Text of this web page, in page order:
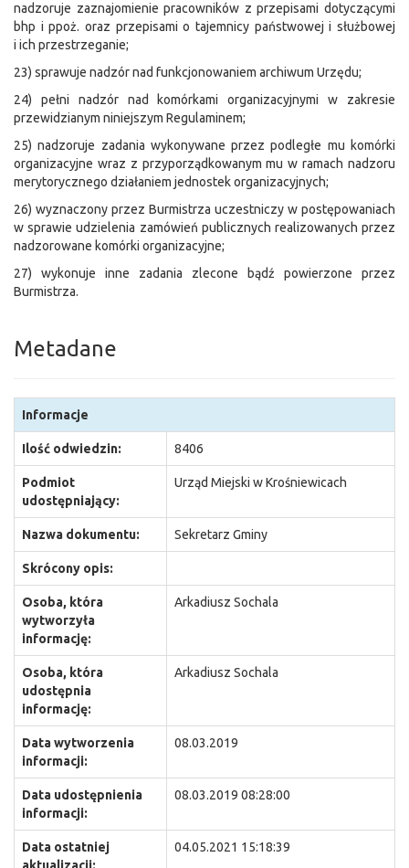
nadzoruje zaznajomienie pracowników z przepisami dotyczącymi
bhp i ppoż. oraz przepisami o tajemnicy państwowej i służbowej
i ich przestrzeganie;
23) sprawuje nadzór nad funkcjonowaniem archiwum Urzędu;
24) pełni nadzór nad komórkami organizacyjnymi w zakresie
przewidzianym niniejszym Regulaminem;
25) nadzoruje zadania wykonywane przez podległe mu komórki
organizacyjne wraz z przyporządkowanym mu w ramach nadzoru
merytorycznego działaniem jednostek organizacyjnych;
26) wyznaczony przez Burmistrza uczestniczy w postępowaniach
w sprawie udzielenia zamówień publicznych realizowanych przez
nadzorowane komórki organizacyjne;
27) wykonuje inne zadania zlecone bądź powierzone przez
Burmistrza.
Metadane
Informacje
Ilość odwiedzin: 8406
Podmiot
udostępniający:
Urząd Miejski w Krośniewicach
Nazwa dokumentu: Sekretarz Gminy
Skrócony opis:
Osoba, która
wytworzyła
informację:
Arkadiusz Sochala
Osoba, która
udostępnia
informację:
Arkadiusz Sochala
Data wytworzenia
informacji:
08.03.2019
Data udostępnienia
informacji:
08.03.2019 08:28:00
Data ostatniej
04.05.2021 15:18:39